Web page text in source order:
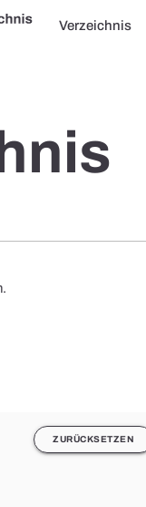
Verzeichnis
ZURÜCKSETZEN